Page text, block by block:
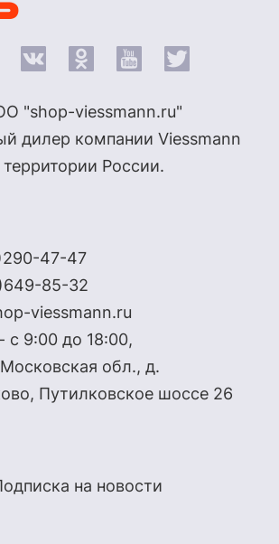
"shop-viessmann.ru"
дилер компании Viessmann
территории России.
47-47
85-32
viessmann.ru
с 9:00 до 18:00,
обл., д.
Путилковское шоссе 26
на новости